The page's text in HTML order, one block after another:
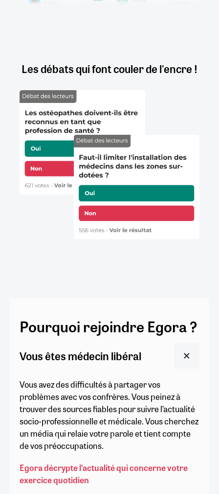
Les débats qui font couler de l'encre !
Pourquoi rejoindre Egora ?
Vous êtes médecin libéral
Vous avez des difficultés à partager vos
problèmes avec vos confrères. Vous peinez à
trouver des sources fiables pour suivre l’actualité
socio-professionnelle et médicale. Vous cherchez
un média qui relaie votre parole et tient compte
de vos préoccupations.
Egora décrypte l’actualité qui concerne votre
exercice quotidien